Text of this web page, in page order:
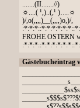
.......(II.......//)
☼....( ¹,)..(,¹ )….☼
)/,o(,,,,)__(,,,,)o,)/,
FROHE OSTERN
Gästebucheintrag